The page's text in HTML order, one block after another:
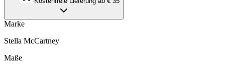
Marke
Stella McCartney
Maße